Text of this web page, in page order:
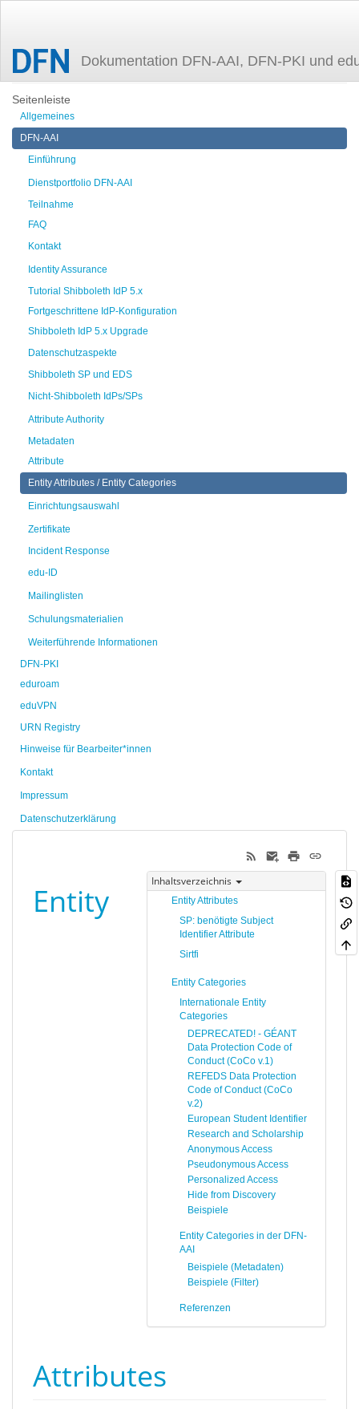
Dokumentation DFN-AAI, DFN-PKI und
Zuletzt angesehen
Seitenleiste
Allgemeines
DFN-AAI
Einführung
Dienstportfolio DFN-AAI
Teilnahme
FAQ
Kontakt
Identity Assurance
Tutorial Shibboleth IdP 5.x
Fortgeschrittene IdP-Konfiguration
Shibboleth IdP 5.x Upgrade
Datenschutzaspekte
Shibboleth SP und EDS
Nicht-Shibboleth IdPs/SPs
Attribute Authority
Metadaten
Attribute
Entity Attributes / Entity Categories
Einrichtungsauswahl
Zertifikate
Incident Response
edu-ID
Mailinglisten
Schulungsmaterialien
Weiterführende Informationen
DFN-PKI
eduroam
eduVPN
URN Registry
Hinweise für Bearbeiter*innen
Kontakt
Impressum
Datenschutzerklärung
Inhaltsverzeichnis
Entity Attributes
SP: benötigte Subject
Identifier Attribute
Sirtfi
Entity Categories
Internationale Entity
Categories
DEPRECATED! - GÉANT
Data Protection Code of
Conduct (CoCo v.1)
REFEDS Data Protection
Code of Conduct (CoCo
v.2)
European Student Identifier
Research and Scholarship
Anonymous Access
Pseudonymous Access
Personalized Access
Hide from Discovery
Beispiele
Entity Categories in der DFN-
AAI
Beispiele (Metadaten)
Beispiele (Filter)
Referenzen
Entity
Attributes